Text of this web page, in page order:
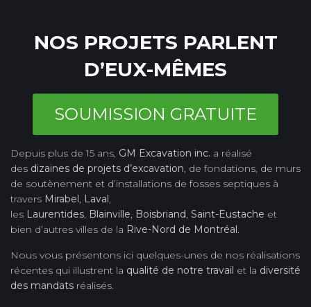
NOS PROJETS PARLENT
D’EUX-MÊMES
SOUMISSION GRATUITE
Depuis plus de 15 ans, GM Excavation inc. a réalisé
des dizaines de projets d’excavation, de fondations, de murs
de soutènement et d’installations de fosses septiques à
travers Mirabel, Laval,
les Laurentides, Blainville, Boisbriand, Saint-Eustache et
bien d’autres villes de la Rive-Nord de Montréal.
Nous vous présentons ici quelques-unes de nos réalisations
récentes qui illustrent la qualité de notre travail et la diversité
des mandats réalisés.